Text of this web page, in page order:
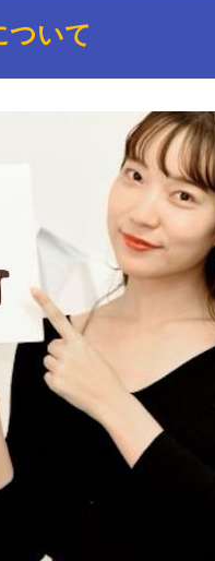
ついて